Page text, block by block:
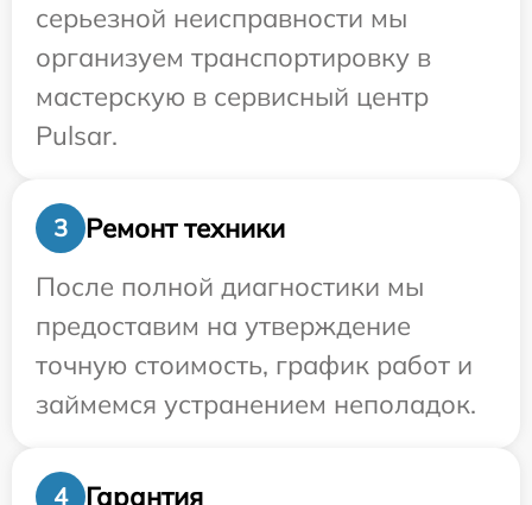
серьезной неисправности мы
организуем транспортировку в
мастерскую в сервисный центр
Pulsar.
3
Ремонт техники
После полной диагностики мы
предоставим на утверждение
точную стоимость, график работ и
займемся устранением неполадок.
4 Гарантия